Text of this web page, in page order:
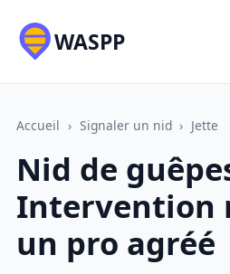
WASPP
Accueil › Signaler un nid › Jette
Nid de
Intervention
un pro agréé